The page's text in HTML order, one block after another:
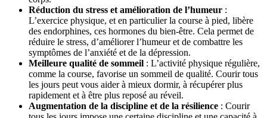
Réduction du stress et amélioration de l’humeur :
L’exercice physique, et en particulier la course à pied, libère
des endorphines, ces hormones du bien-être. Cela permet de
réduire le stress, d’améliorer l’humeur et de combattre les
symptômes de l’anxiété et de la dépression.
Meilleure qualité de sommeil : L’activité physique régulière,
comme la course, favorise un sommeil de qualité. Courir tous
les jours peut vous aider à mieux dormir, à récupérer plus
rapidement et à être plus reposé au réveil.
Augmentation de la discipline et de la résilience : Courir